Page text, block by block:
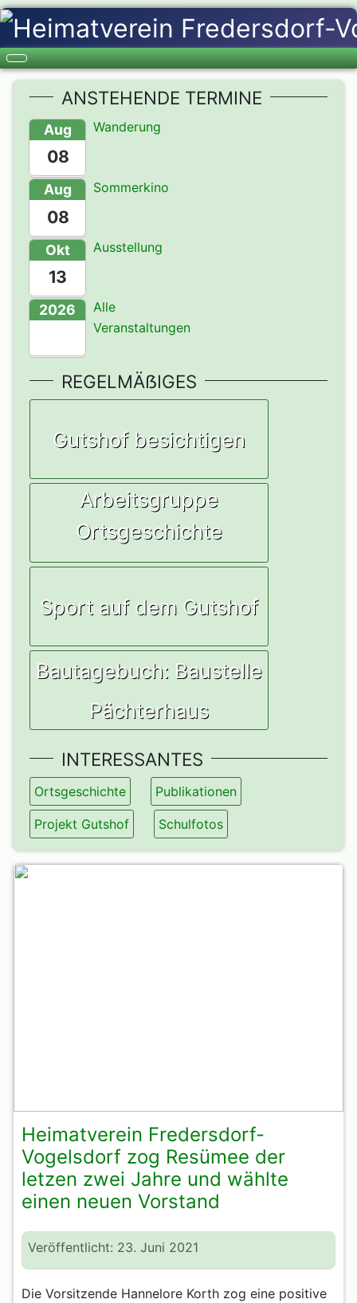
ANSTEHENDE TERMINE
Aug
08
Wanderung
Aug
08
Sommerkino
Okt
13
Ausstellung
2026
Alle
Veranstaltungen
REGELMÄẞIGES
Gutshof besichtigen
Arbeitsgruppe
Ortsgeschichte
Sport auf dem Gutshof
Bautagebuch: Baustelle
Pächterhaus
INTERESSANTES
Ortsgeschichte Publikationen
Projekt Gutshof Schulfotos
Heimatverein Fredersdorf-
Vogelsdorf zog Resümee der
letzen zwei Jahre und wählte
einen neuen Vorstand
Veröffentlicht: 23. Juni 2021
Die Vorsitzende Hannelore Korth zog eine positive